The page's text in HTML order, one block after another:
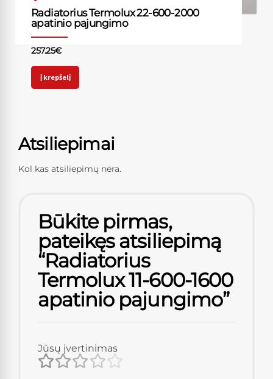
Radiatorius Termolux 22-600-2000
apatinio pajungimo
257.25€
Į krepšelį
Atsiliepimai
Kol kas atsiliepimų nėra.
Būkite pirmas,
pateikęs atsiliepimą
“Radiatorius
Termolux 11-600-1600
apatinio pajungimo”
Jūsų įvertinimas